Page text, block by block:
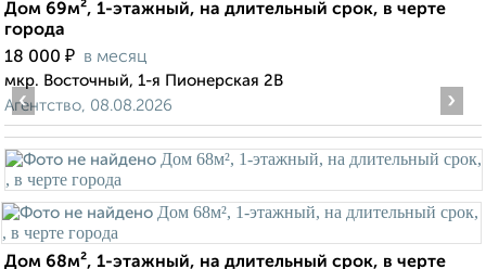
Дом 69м², 1-этажный, на длительный срок, в черте
города
18 000 ₽ в месяц
мкр. Восточный, 1-я Пионерская 2В
Агентство, 08.08.2026
‹ ›
Дом 68м², 1-этажный, на длительный срок, в черте